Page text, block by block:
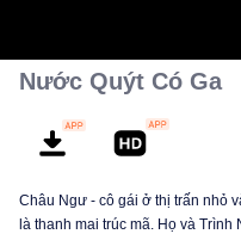
Nước Quýt Có Ga
Châu Ngư - cô gái ở thị trấn nhỏ
là thanh mai trúc mã. Họ và